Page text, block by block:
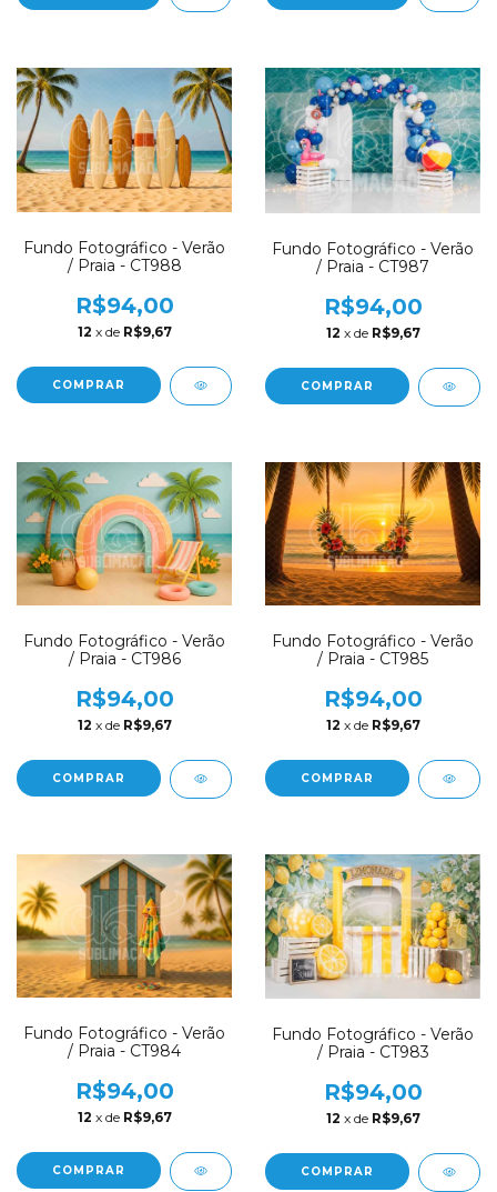
Fundo Fotográfico - Verão
/ Praia - CT988
R$94,00
12 x de R$9,67
COMPRAR
Fundo Fotográfico - Verão
/ Praia - CT987
R$94,00
12 x de R$9,67
COMPRAR
Fundo Fotográfico - Verão
/ Praia - CT986
R$94,00
12 x de R$9,67
COMPRAR
Fundo Fotográfico - Verão
/ Praia - CT985
R$94,00
12 x de R$9,67
COMPRAR
Fundo Fotográfico - Verão
/ Praia - CT984
R$94,00
12 x de R$9,67
COMPRAR
Fundo Fotográfico - Verão
/ Praia - CT983
R$94,00
12 x de R$9,67
COMPRAR